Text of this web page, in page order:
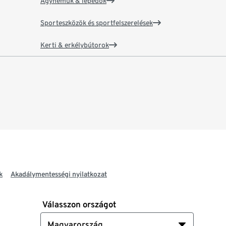
Sporteszközök és sportfelszerelések
Kerti & erkélybútorok
Akadálymentességi nyilatkozat
Válasszon országot